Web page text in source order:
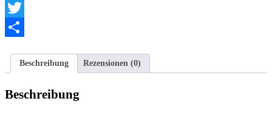
Telegram
Twitter
Beschreibung
Rezensionen (0)
Beschreibung